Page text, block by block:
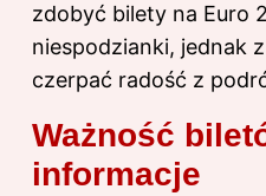
zdobyć bilety na Euro
niespodzianki, jednak
czerpać radość z
Ważność
informacje